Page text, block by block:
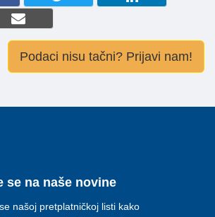
Podaci nisu tačni? Prijavi nam!
se na naše novine
našoj pretplatničkoj listi kako